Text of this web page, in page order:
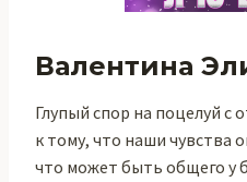
Валентина
Глупый спор на поцелуй с
к тому, что наши чувства
что может быть общего у